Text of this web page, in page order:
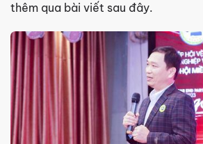
thêm qua bài viết sau đây.